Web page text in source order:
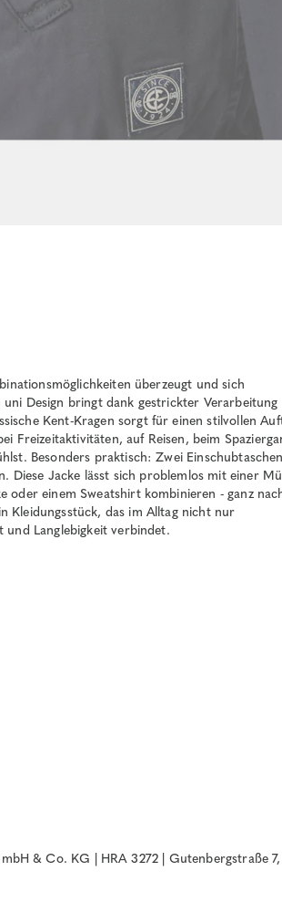
überzeugt und sich
Design bringt dank gestrickter Verarbeitung
Kent-Kragen sorgt für einen stilvollen
Freizeitaktivitäten, auf Reisen, beim
Besonders praktisch: Zwei
Diese Jacke lässt sich problemlos mit einer
oder einem Sweatshirt kombinieren - ganz
Kleidungsstück, das im Alltag nicht nur
Langlebigkeit verbindet.
& Co. KG | HRA 3272 | Gutenbergstraße 7,